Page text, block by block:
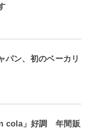
パン、初のベーカリ
cola」好調 年間販